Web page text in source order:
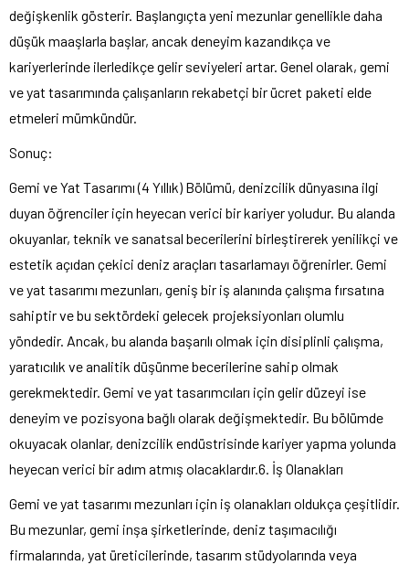
değişkenlik gösterir. Başlangıçta yeni mezunlar genellikle daha
düşük maaşlarla başlar, ancak deneyim kazandıkça ve
kariyerlerinde ilerledikçe gelir seviyeleri artar. Genel olarak, gemi
ve yat tasarımında çalışanların rekabetçi bir ücret paketi elde
etmeleri mümkündür.
Sonuç:
Gemi ve Yat Tasarımı (4 Yıllık) Bölümü, denizcilik dünyasına ilgi
duyan öğrenciler için heyecan verici bir kariyer yoludur. Bu alanda
okuyanlar, teknik ve sanatsal becerilerini birleştirerek yenilikçi ve
estetik açıdan çekici deniz araçları tasarlamayı öğrenirler. Gemi
ve yat tasarımı mezunları, geniş bir iş alanında çalışma fırsatına
sahiptir ve bu sektördeki gelecek projeksiyonları olumlu
yöndedir. Ancak, bu alanda başarılı olmak için disiplinli çalışma,
yaratıcılık ve analitik düşünme becerilerine sahip olmak
gerekmektedir. Gemi ve yat tasarımcıları için gelir düzeyi ise
deneyim ve pozisyona bağlı olarak değişmektedir. Bu bölümde
okuyacak olanlar, denizcilik endüstrisinde kariyer yapma yolunda
heyecan verici bir adım atmış olacaklardır.6. İş Olanakları
Gemi ve yat tasarımı mezunları için iş olanakları oldukça çeşitlidir.
Bu mezunlar, gemi inşa şirketlerinde, deniz taşımacılığı
firmalarında, yat üreticilerinde, tasarım stüdyolarında veya